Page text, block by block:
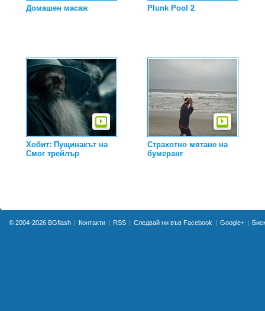
Домашен масаж Plunk Pool 2
Хобит: Пущинакът на
Смог трейлър
Страхотно мятане на
бумеранг
© 2004-2026 BGflash Контакти RSS Следвай ни във Facebook Google+